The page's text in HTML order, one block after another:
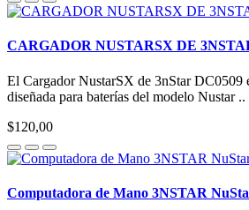
CARGADOR NUSTARSX DE
El Cargador NustarSX de 3nStar DC0509
diseñada para baterías del modelo Nustar ..
$120,00
Computadora de Mano 3NSTAR